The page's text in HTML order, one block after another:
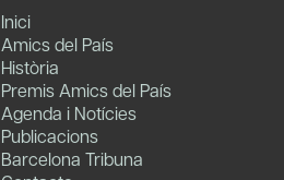
Inici
Amics del País
Història
Premis Amics del País
Agenda i Notícies
Publicacions
Barcelona Tribuna